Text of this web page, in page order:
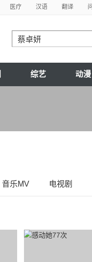
医疗 汉语 翻译
综艺 动漫
音乐MV 电视剧